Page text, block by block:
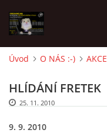
FRETKY V ÚTULKU
Úvod O NÁS :-) AKCE
HLÍDÁNÍ FRETEK
25. 11. 2010
9. 9. 2010